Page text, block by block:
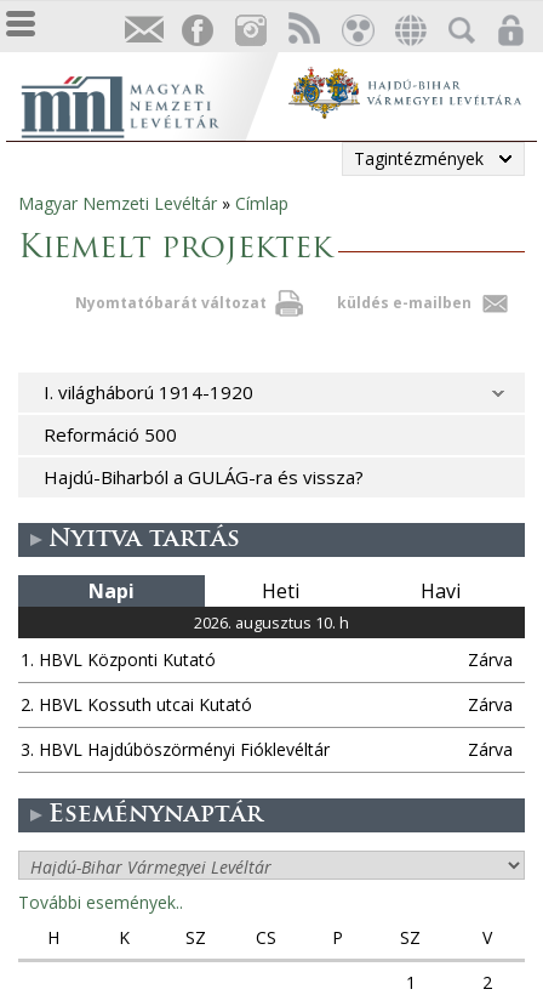
Tagintézmények
Jelenlegi
hely
Magyar Nemzeti Levéltár » Címlap
Kiemelt projektek
Nyomtatóbarát változat küldés e-mailben
I. világháború 1914-1920
Reformáció 500
Hajdú-Biharból a GULÁG-ra és vissza?
Nyitva tartás
Napi Heti Havi
2026. augusztus 10. h
1. HBVL Központi Kutató
Zárva
2. HBVL Kossuth utcai Kutató
Zárva
3. HBVL Hajdúböszörményi Fióklevéltár
Zárva
Eseménynaptár
További események..
H
K SZ CS P SZ
V
1
2